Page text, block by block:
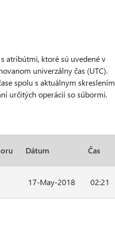
atribútmi, ktoré sú uvedené v
univerzálny čas (UTC).
spolu s aktuálnym skreslením
určitých operácií so súbormi.
Dátum Čas
17-May-2018 02:21